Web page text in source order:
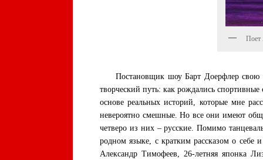
Поет
Постановщик шоу Барт Доерфлер свою
творческий путь: как рождались
основе реальных историй, которые мне
невероятно смешные. Но все они имеют
четверо из них – русские. Помимо
родном языке, с кратким рассказом о себе
Александр Тимофеев, 26-летняя японка